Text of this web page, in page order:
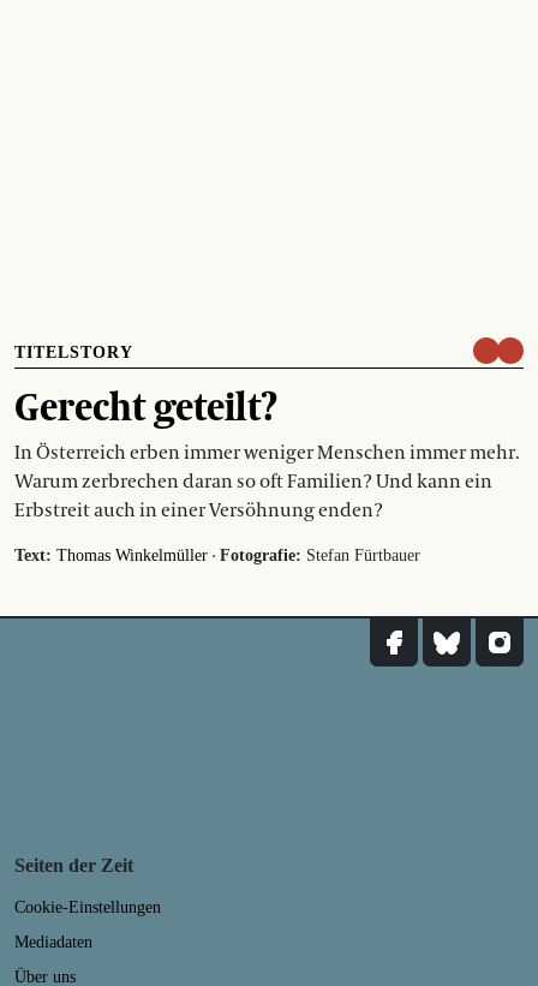
TITELSTORY
Gerecht geteilt?
In Österreich erben immer weniger Menschen immer mehr.
Warum zerbrechen daran so oft Familien? Und kann ein
Erbstreit auch in einer Versöhnung enden?
Text: Thomas Winkelmüller · Fotografie: Stefan Fürtbauer
Seiten der Zeit
Cookie-Einstellungen
Mediadaten
Über uns